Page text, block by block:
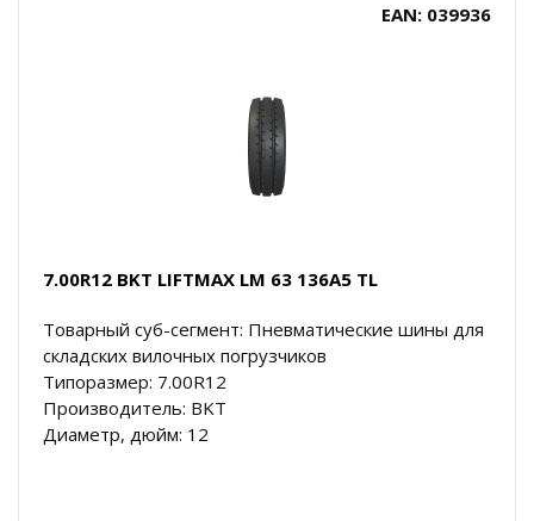
EAN: 039936
7.00R12 BKT LIFTMAX LM 63 136A5 TL
Товарный суб-сегмент: Пневматические шины для
складских вилочных погрузчиков
Типоразмер: 7.00R12
Производитель: BKT
Диаметр, дюйм: 12